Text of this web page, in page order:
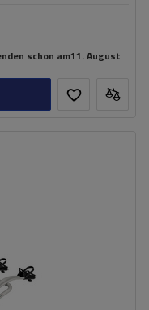
schon am11. August